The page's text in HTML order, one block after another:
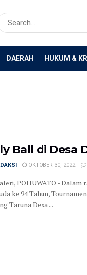
DAERAH HUKUM &
Ball di Desa
OKTOBER 30, 2022
POHUWATO - Dalam
ke 94 Tahun,
Taruna Desa ...